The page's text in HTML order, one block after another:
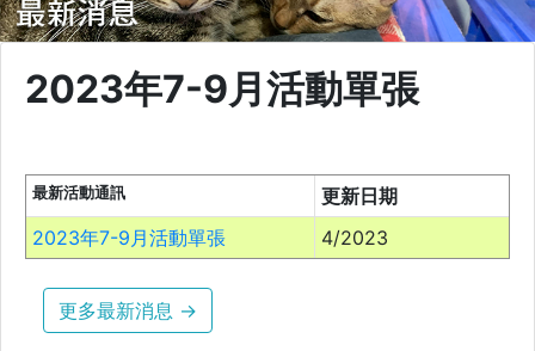
2023年7-9月活動單張
最新活動通訊
更新日期
2023年7-9月活動單張
4/2023
更多最新消息 →